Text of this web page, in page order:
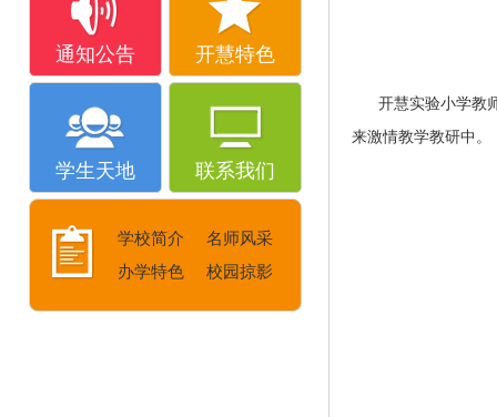
通知公告 开慧特色
学生天地 联系我们
学校简介
名师风采
办学特色
校园掠影
开慧实验小学教
来激情教学教研中。